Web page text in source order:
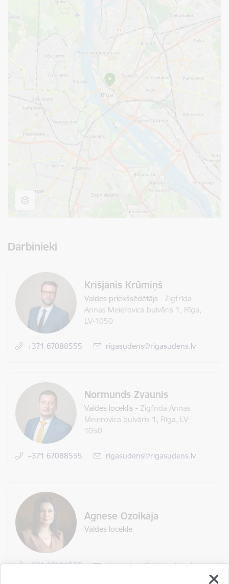
Darbinieki
Krišjānis Krūmiņš
Valdes priekšsēdētājs - Zigfrīda
Annas Meierovica bulvāris 1, Rīga,
LV-1050
+371 67088555 E-pasts:
rigasudens@rigasudens.lv
Normunds Zvaunis
Valdes loceklis - Zigfrīda Annas
Meierovica bulvāris 1, Rīga, LV-
1050
+371 67088555 E-pasts:
rigasudens@rigasudens.lv
Agnese Ozolkāja
Valdes locekle
+371 67088555 E-pasts:
rigasudens@rigasudens.lv